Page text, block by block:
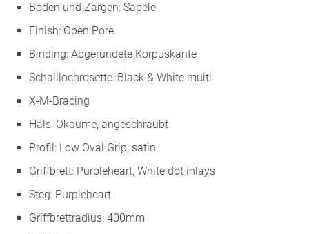
Boden und Zargen: Sapele
Finish: Open Pore
Binding: Abgerundete Korpuskante
Schalllochrosette: Black & White multi
X-M-Bracing
Hals: Okoume, angeschraubt
Profil: Low Oval Grip, satin
Griffbrett: Purpleheart, White dot inlays
Steg: Purpleheart
Griffbrettradius: 400mm